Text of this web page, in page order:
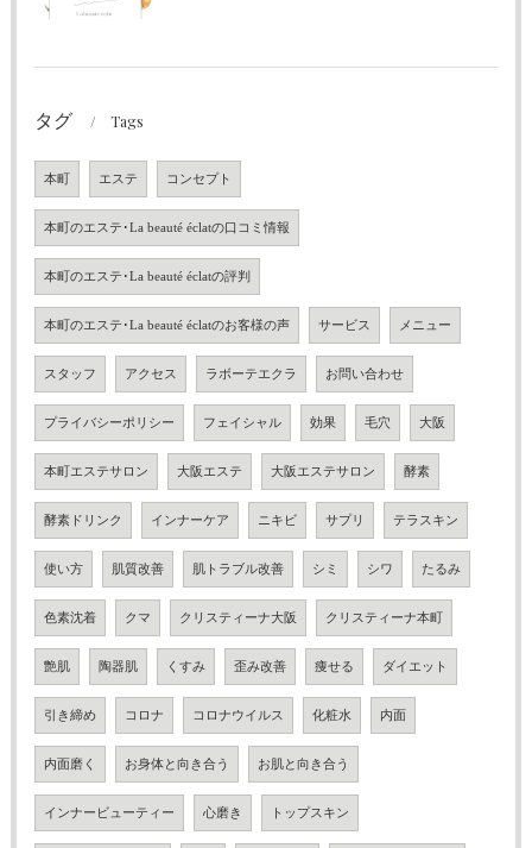
タグ Tags
本町 エステ コンセプト
本町のエステ･La beauté éclatの口コミ情報
本町のエステ･La beauté éclatの評判
本町のエステ･La beauté éclatのお客様の声 サービス メニュー
スタッフ アクセス ラボーテエクラ お問い合わせ
プライバシーポリシー フェイシャル 効果 毛穴 大阪
本町エステサロン 大阪エステ 大阪エステサロン 酵素
酵素ドリンク インナーケア ニキビ サプリ テラスキン
使い方 肌質改善 肌トラブル改善 シミ シワ たるみ
色素沈着 クマ クリスティーナ大阪 クリスティーナ本町
艶肌 陶器肌 くすみ 歪み改善 痩せる ダイエット
引き締め コロナ コロナウイルス 化粧水 内面
内面磨く お身体と向き合う お肌と向き合う
インナービューティー 心磨き トップスキン